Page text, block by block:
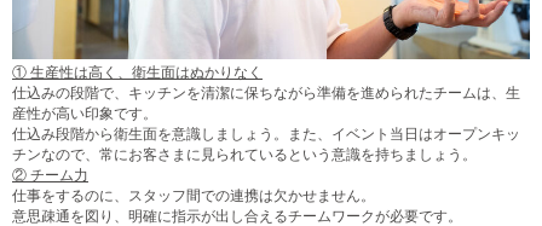
① 生産性は高く、衛生面はぬかりなく
仕込みの段階で、キッチンを清潔に保ちながら準備を進められたチームは、生
産性が高い印象です。
仕込み段階から衛生面を意識しましょう。また、イベント当日はオープンキッ
チンなので、常にお客さまに見られているという意識を持ちましょう。
② チーム力
仕事をするのに、スタッフ間での連携は欠かせません。
意思疎通を図り、明確に指示が出し合えるチームワークが必要です。